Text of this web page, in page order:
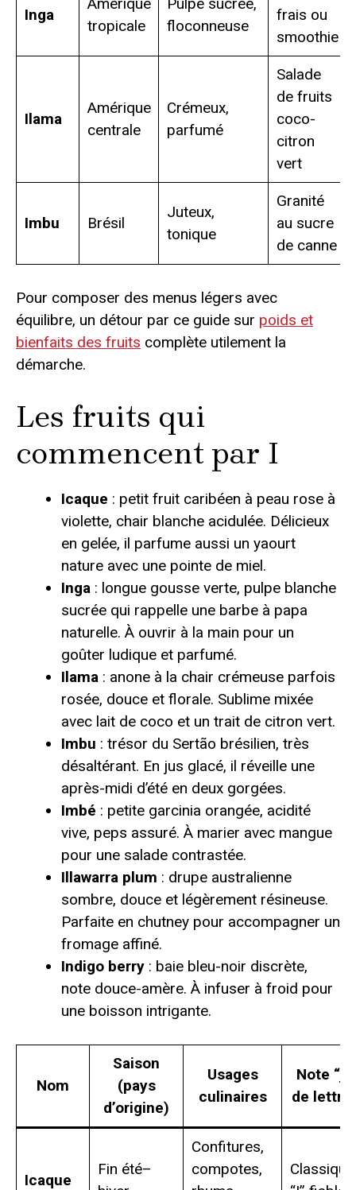
Inga
tropicale
floconneuse
frais ou
smoothie
Ilama
Amérique
centrale
Crémeux,
parfumé
Salade
de fruits
coco-
citron
vert
Imbu Brésil
Juteux,
tonique
Granité
au sucre
de canne
Pour composer des menus légers avec
équilibre, un détour par ce guide sur poids et
bienfaits des fruits complète utilement la
démarche.
Les fruits qui
commencent par I
Icaque : petit fruit caribéen à peau rose à
violette, chair blanche acidulée. Délicieux
en gelée, il parfume aussi un yaourt
nature avec une pointe de miel.
Inga : longue gousse verte, pulpe blanche
sucrée qui rappelle une barbe à papa
naturelle. À ouvrir à la main pour un
goûter ludique et parfumé.
Ilama : anone à la chair crémeuse parfois
rosée, douce et florale. Sublime mixée
avec lait de coco et un trait de citron vert.
Imbu : trésor du Sertão brésilien, très
désaltérant. En jus glacé, il réveille une
après-midi d’été en deux gorgées.
Imbé : petite garcinia orangée, acidité
vive, peps assuré. À marier avec mangue
pour une salade contrastée.
Illawarra plum : drupe australienne
sombre, douce et légèrement résineuse.
Parfaite en chutney pour accompagner un
fromage affiné.
Indigo berry : baie bleu-noir discrète,
note douce-amère. À infuser à froid pour
une boisson intrigante.
Nom
Saison
(pays
d’origine)
Usages
culinaires
Note
de
Icaque
Fin été–
Confitures,
compotes,
Classique